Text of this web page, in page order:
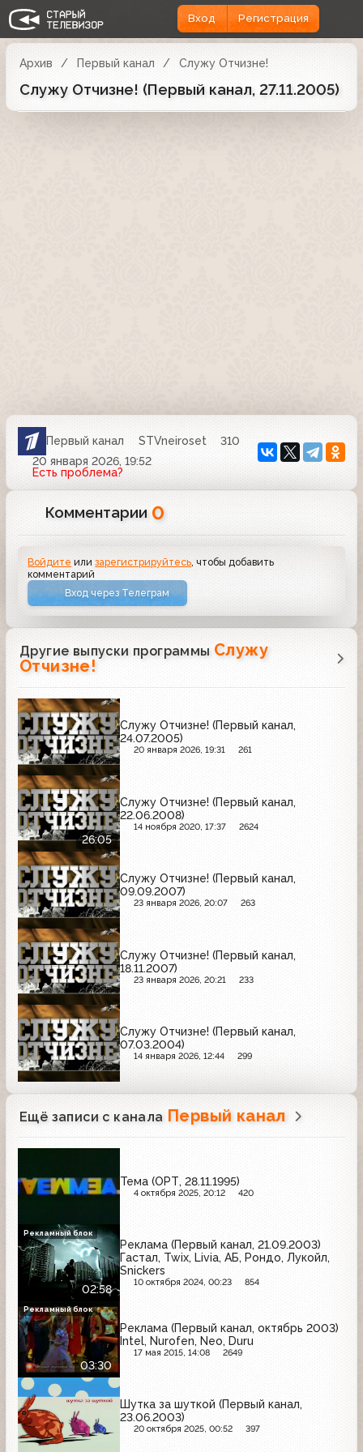
Вход Регистрация
Архив Первый канал Служу Отчизне!
Служу Отчизне! (Первый канал, 27.11.2005)
Первый канал STVneiroset
310
20 января 2026, 19:52
Есть проблема?
Комментарии 0
Войдите илизарегистрируйтесь , чтобы добавить
комментарий
Вход через Телеграм
Другие выпуски программы Служу
Отчизне!
Служу Отчизне! (Первый канал,
24.07.2005)
20 января 2026, 19:31 261
26:05
Служу Отчизне! (Первый канал,
22.06.2008)
14 ноября 2020, 17:37 2624
Служу Отчизне! (Первый канал,
09.09.2007)
23 января 2026, 20:07 263
Служу Отчизне! (Первый канал,
18.11.2007)
23 января 2026, 20:21 233
Служу Отчизне! (Первый канал,
07.03.2004)
14 января 2026, 12:44 299
Ещё записи с канала Первый канал
Тема (ОРТ, 28.11.1995)
4 октября 2025, 20:12 420
02:58
Реклама (Первый канал, 21.09.2003)
Гастал, Twix, Livia, АБ, Рондо, Лукойл,
Snickers
10 октября 2024, 00:23 854
Рекламный блок
03:30
Реклама (Первый канал, октябрь 2003)
Intel, Nurofen, Neo, Duru
17 мая 2015, 14:08 2649
Рекламный блок
Шутка за шуткой (Первый канал,
23.06.2003)
20 октября 2025, 00:52 397